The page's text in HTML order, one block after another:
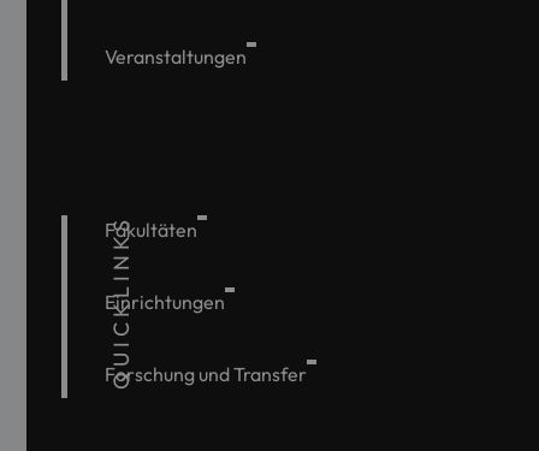
Veranstaltungen
QUICKLINKS
Fakultäten
Einrichtungen
Forschung und Transfer